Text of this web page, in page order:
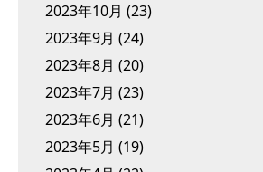
2023年10月 (23)
2023年9月 (24)
2023年8月 (20)
2023年7月 (23)
2023年6月 (21)
2023年5月 (19)